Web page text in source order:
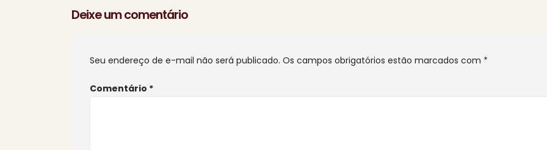
Deixe um comentário
Seu endereço de e-mail não será publicado. Os campos obrigatórios estão marcados com *
Comentário *